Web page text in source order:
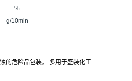
%
g/10min
的危险品包装。 多用于盛装化工